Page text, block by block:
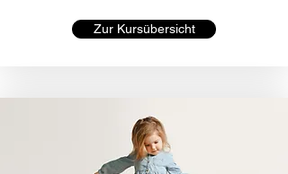
Zur Kursübersicht